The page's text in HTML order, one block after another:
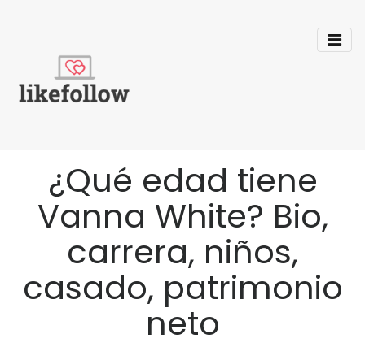
¿Qué edad tiene
Vanna White? Bio,
carrera, niños,
casado, patrimonio
neto